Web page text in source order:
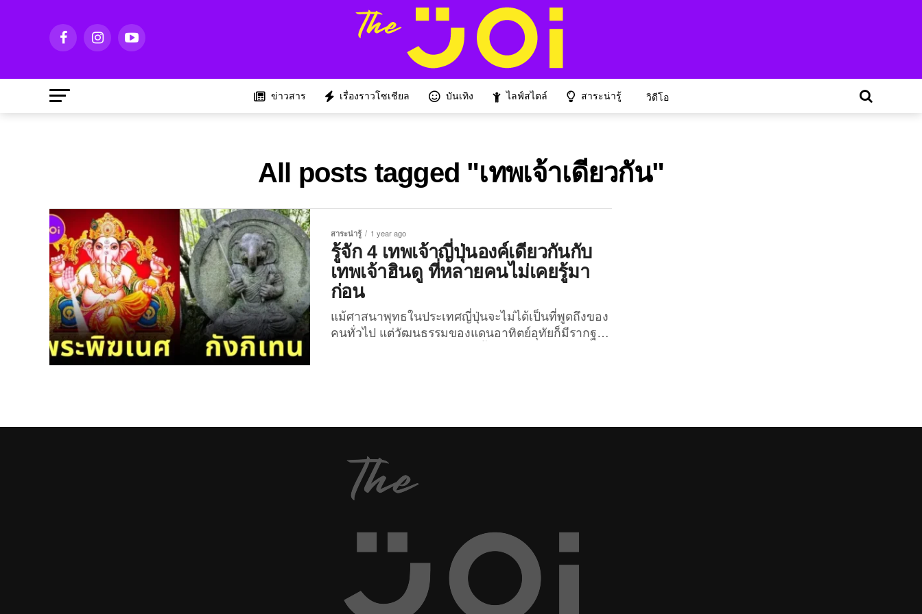
ข่าวสาร เรื่องราวโซเชียล บันเทิง ไลฟ์สไตล์ สาระน่ารู้ วิดีโอ
All posts tagged "เทพเจ้าเดียวกัน"
สาระน่ารู้ 1 year ago
รู้จัก 4 เทพเจ้าญี่ปุ่นองค์เดียวกันกับ
เทพเจ้าฮินดู ที่หลายคนไม่เคยรู้มา
ก่อน
แม้ศาสนาพุทธในประเทศญี่ปุ่นจะไม่ได้เป็นที่พูดถึงของ
คนทั่วไป แต่วัฒนธรรมของแดนอาทิตย์อุทัยก็มีรากฐาน
1.5) ตามลำดับ ด้วยเหตุนี้ จึงทำให้ชาวญี่ปุ่นเชื่อมโยง
ความเชื่อของพุทธศาสนาบางส่วนเข้าผสมผสานกับ
ปรัชญาหลักคำสอนของศาสนาชินโตพื้นบ้าน เช่น
ศาสนาพุทธ รวมถึงความเชื่อเรื่องเทพเจ้าในศาสนา
ชินโต ซึ่งมีหลายองค์ด้วยกัน...